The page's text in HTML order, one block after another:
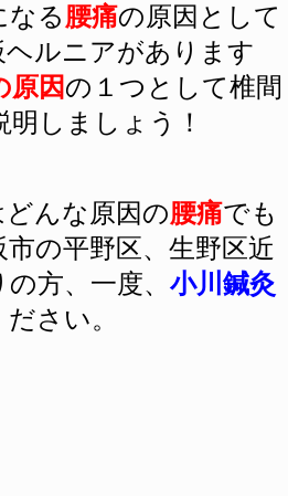
なる 腰痛の原因として
ルニアがあります
原因の１つとして椎間
しましょう！
どんな原因の腰痛でも
の平野区、生野区近
方、一度、 小川鍼灸
さい。